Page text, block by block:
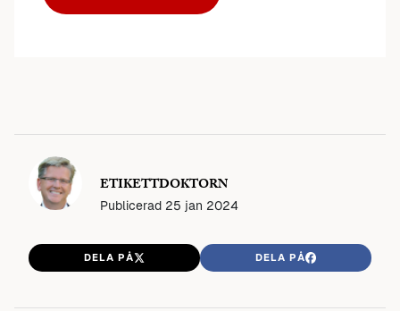
ETIKETTDOKTORN
Publicerad 25 jan 2024
DELA PÅ DELA PÅ